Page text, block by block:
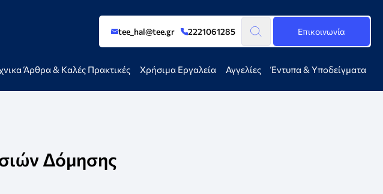
tee_hal@tee.gr 2221061285 Επικοινωνία
Άρθρα & Καλές Πρακτικές Χρήσιμα Εργαλεία Αγγελίες Έντυπα & Υποδείγματα
Δόμησης